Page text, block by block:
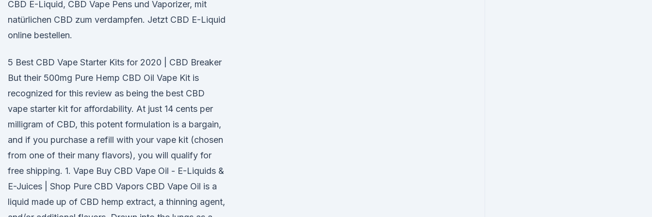
CBD E-Liquid, CBD Vape Pens und Vaporizer, mit
natürlichen CBD zum verdampfen. Jetzt CBD E-Liquid
online bestellen.
5 Best CBD Vape Starter Kits for 2020 | CBD Breaker
But their 500mg Pure Hemp CBD Oil Vape Kit is
recognized for this review as being the best CBD
vape starter kit for affordability. At just 14 cents per
milligram of CBD, this potent formulation is a bargain,
and if you purchase a refill with your vape kit (chosen
from one of their many flavors), you will qualify for
free shipping. 1. Vape Buy CBD Vape Oil - E-Liquids &
E-Juices | Shop Pure CBD Vapors CBD Vape Oil is a
liquid made up of CBD hemp extract, a thinning agent,